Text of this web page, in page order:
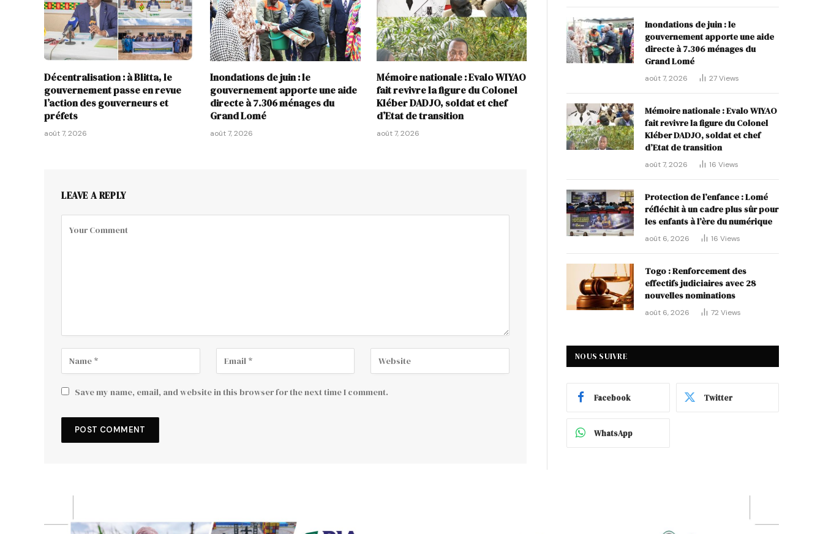
Décentralisation : à Blitta, le
gouvernement passe en revue
l’action des gouverneurs et
préfets
août 7, 2026
Inondations de juin : le
gouvernement apporte une aide
directe à 7.306 ménages du
Grand Lomé
août 7, 2026
Mémoire nationale : Evalo WIYAO
fait revivre la figure du Colonel
Kléber DADJO, soldat et chef
d’Etat de transition
août 7, 2026
LEAVE A REPLY
Save my name, email, and website in this browser for the next time I comment.
Inondations de juin : le
gouvernement apporte une aide
directe à 7.306 ménages du
Grand Lomé
août 7, 2026 27Views
Mémoire nationale : Evalo WIYAO
fait revivre la figure du Colonel
Kléber DADJO, soldat et chef
d’Etat de transition
août 7, 2026 16 Views
Protection de l’enfance : Lomé
réfléchit à un cadre plus sûr pour
les enfants à l’ère du numérique
août 6, 2026 16 Views
Togo : Renforcement des
effectifs judiciaires avec 28
nouvelles nominations
août 6, 2026 72 Views
NOUS SUIVRE
Facebook Twitter
WhatsApp